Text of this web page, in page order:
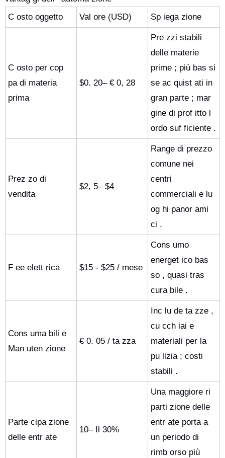
C osto oggetto
Val ore (USD) Sp iega zione
C osto per cop
pa di materia
prima
$0. 20– € 0, 28
Pre zzi stabili
delle materie
prime ; più bas si
se ac quist ati in
gran parte ; mar
gine di prof itto l
ordo suf ficiente .
Prez zo di
vendita
$2, 5– $4
Range di prezzo
comune nei
centri
commerciali e lu
og hi panor ami
ci .
F ee elett rica $15 - $25 / mese
Cons umo
energet ico bas
so , quasi tras
cura bile .
Cons uma bili e
Man uten zione
€ 0. 05 / ta zza
Inc lu de ta zze ,
cu cch iai e
materiali per la
pu lizia ; costi
stabili .
Parte cipa zione
delle entr ate
10– Il 30%
Una maggiore ri
parti zione delle
entr ate porta a
un periodo di
rimb orso più